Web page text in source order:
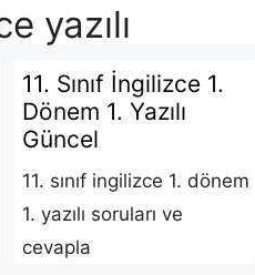
yazılı
11. Sınıf İngilizce 1.
Dönem 1. Yazılı
Güncel
11. sınıf ingilizce 1. dönem
1. yazılı soruları ve
cevapla